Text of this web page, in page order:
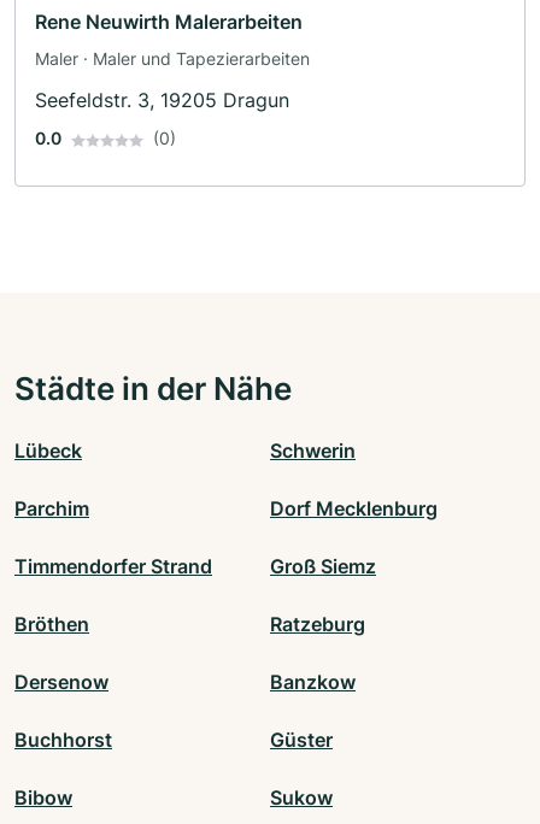
Rene Neuwirth Malerarbeiten
Maler · Maler und Tapezierarbeiten
Seefeldstr. 3, 19205 Dragun
0.0 (0)
Städte in der Nähe
Lübeck Schwerin
Parchim Dorf Mecklenburg
Timmendorfer Strand Groß Siemz
Bröthen Ratzeburg
Dersenow Banzkow
Buchhorst Güster
Bibow Sukow